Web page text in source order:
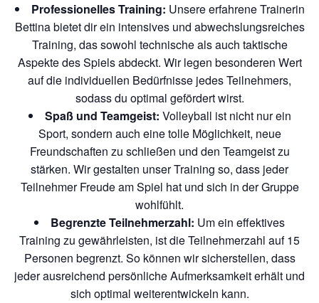
Professionelles Training: Unsere erfahrene Trainerin
Bettina bietet dir ein intensives und abwechslungsreiches
Training, das sowohl technische als auch taktische
Aspekte des Spiels abdeckt. Wir legen besonderen Wert
auf die individuellen Bedürfnisse jedes Teilnehmers,
sodass du optimal gefördert wirst.
Spaß und Teamgeist: Volleyball ist nicht nur ein
Sport, sondern auch eine tolle Möglichkeit, neue
Freundschaften zu schließen und den Teamgeist zu
stärken. Wir gestalten unser Training so, dass jeder
Teilnehmer Freude am Spiel hat und sich in der Gruppe
wohlfühlt.
Begrenzte Teilnehmerzahl: Um ein effektives
Training zu gewährleisten, ist die Teilnehmerzahl auf 15
Personen begrenzt. So können wir sicherstellen, dass
jeder ausreichend persönliche Aufmerksamkeit erhält und
sich optimal weiterentwickeln kann.